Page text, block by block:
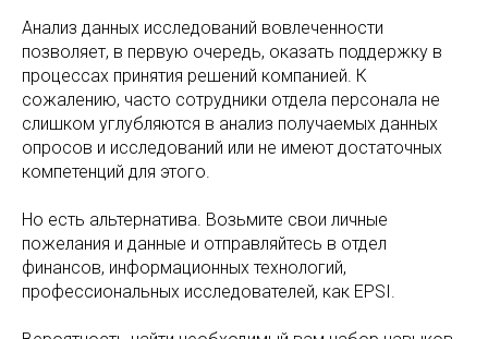
Анализ данных исследований вовлеченности
позволяет, в первую очередь, оказать поддержку в
процессах принятия решений компанией. К
сожалению, часто сотрудники отдела персонала не
слишком углубляются в анализ получаемых данных
опросов и исследований или не имеют достаточных
компетенций для этого.
Но есть альтернатива. Возьмите свои личные
пожелания и данные и отправляйтесь в отдел
финансов, информационных технологий,
профессиональных исследователей, как EPSI.